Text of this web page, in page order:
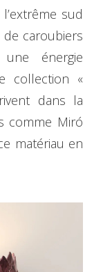
sud
caroubiers
énergie
collection «
dans la
comme Miró
matériau en